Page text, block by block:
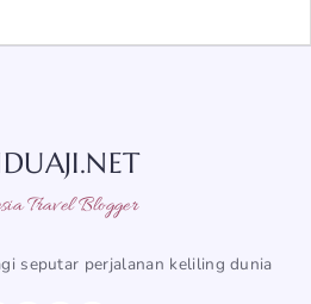
Travel Blogger
seputar perjalanan keliling dunia